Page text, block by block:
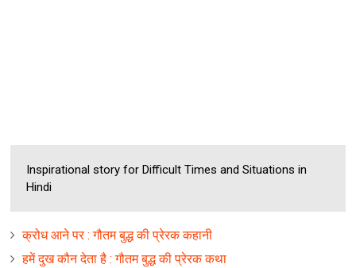
Inspirational story for Difficult Times and Situations in
Hindi
क्रोध आने पर : गौतम बुद्ध की प्रेरक कहानी
हमें दुख कौन देता है : गौतम बुद्ध की प्रेरक कथा